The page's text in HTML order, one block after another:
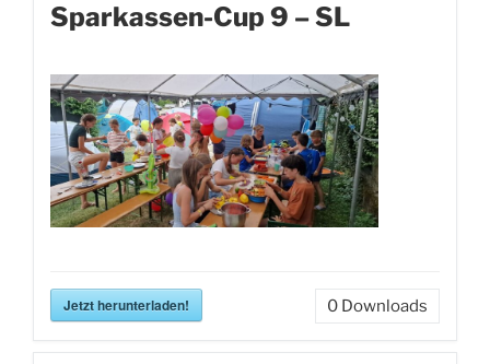
Sparkassen-Cup 9 – SL
Jetzt herunterladen! 0 Downloads